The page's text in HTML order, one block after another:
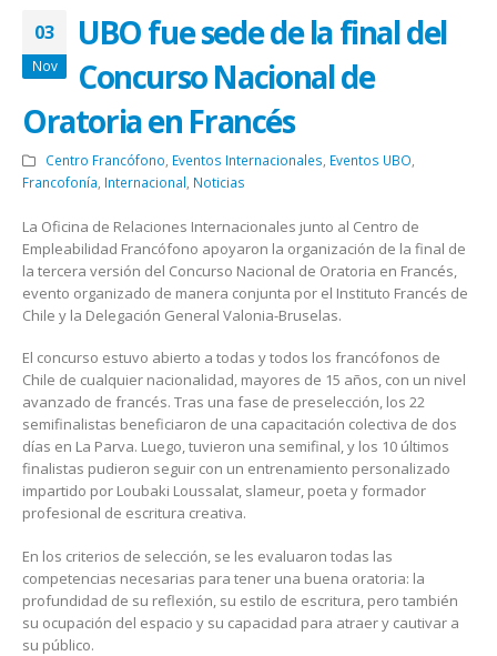
03
Nov
UBO fue sede de la final del
Concurso Nacional de
Oratoria en Francés
Centro Francófono Eventos Internacionales Eventos UBO
Francofonía Internacional Noticias
La Oficina de Relaciones Internacionales junto al Centro de
Empleabilidad Francófono apoyaron la organización de la final de
la tercera versión del Concurso Nacional de Oratoria en Francés,
evento organizado de manera conjunta por el Instituto Francés de
Chile y la Delegación General Valonia-Bruselas.
El concurso estuvo abierto a todas y todos los francófonos de
Chile de cualquier nacionalidad, mayores de 15 años, con un nivel
avanzado de francés. Tras una fase de preselección, los 22
semifinalistas beneficiaron de una capacitación colectiva de dos
días en La Parva. Luego, tuvieron una semifinal, y los 10 últimos
finalistas pudieron seguir con un entrenamiento personalizado
impartido por Loubaki Loussalat, slameur, poeta y formador
profesional de escritura creativa.
En los criterios de selección, se les evaluaron todas las
competencias necesarias para tener una buena oratoria: la
profundidad de su reflexión, su estilo de escritura, pero también
su ocupación del espacio y su capacidad para atraer y cautivar a
su público.